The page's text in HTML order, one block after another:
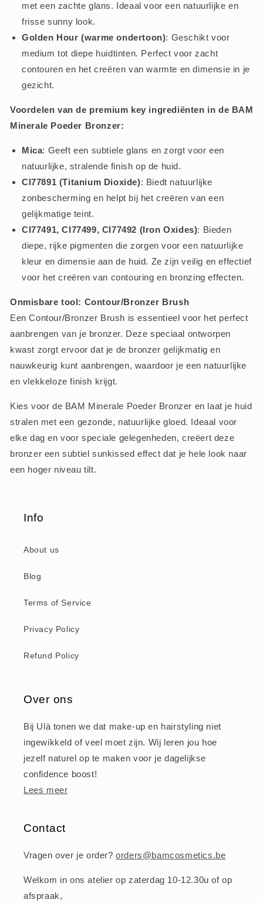
met een zachte glans. Ideaal voor een natuurlijke en
frisse sunny look.
Golden Hour (warme ondertoon): Geschikt voor
medium tot diepe huidtinten. Perfect voor zacht
contouren en het creëren van warmte en dimensie in je
gezicht.
Voordelen van de premium key ingrediënten in de BAM
Minerale Poeder Bronzer:
Mica: Geeft een subtiele glans en zorgt voor een
natuurlijke, stralende finish op de huid.
CI77891 (Titanium Dioxide): Biedt natuurlijke
zonbescherming en helpt bij het creëren van een
gelijkmatige teint.
CI77491, CI77499, CI77492 (Iron Oxides): Bieden
diepe, rijke pigmenten die zorgen voor een natuurlijke
kleur en dimensie aan de huid. Ze zijn veilig en effectief
voor het creëren van contouring en bronzing effecten.
Onmisbare tool: Contour/Bronzer Brush
Een Contour/Bronzer Brush is essentieel voor het perfect
aanbrengen van je bronzer. Deze speciaal ontworpen
kwast zorgt ervoor dat je de bronzer gelijkmatig en
nauwkeurig kunt aanbrengen, waardoor je een natuurlijke
en vlekkeloze finish krijgt.
Kies voor de BAM Minerale Poeder Bronzer en laat je huid
stralen met een gezonde, natuurlijke gloed. Ideaal voor
elke dag en voor speciale gelegenheden, creëert deze
bronzer een subtiel sunkissed effect dat je hele look naar
een hoger niveau tilt.
Info
About us
Blog
Terms of Service
Privacy Policy
Refund Policy
Over ons
Bij Ulà tonen we dat make-up en hairstyling niet
ingewikkeld of veel moet zijn. Wij leren jou hoe
jezelf naturel op te maken voor je dagelijkse
confidence boost!
Lees meer
Contact
Vragen over je order?orders@bamcosmetics.be
Welkom in ons atelier op zaterdag 10-12.30u of op
afspraak,